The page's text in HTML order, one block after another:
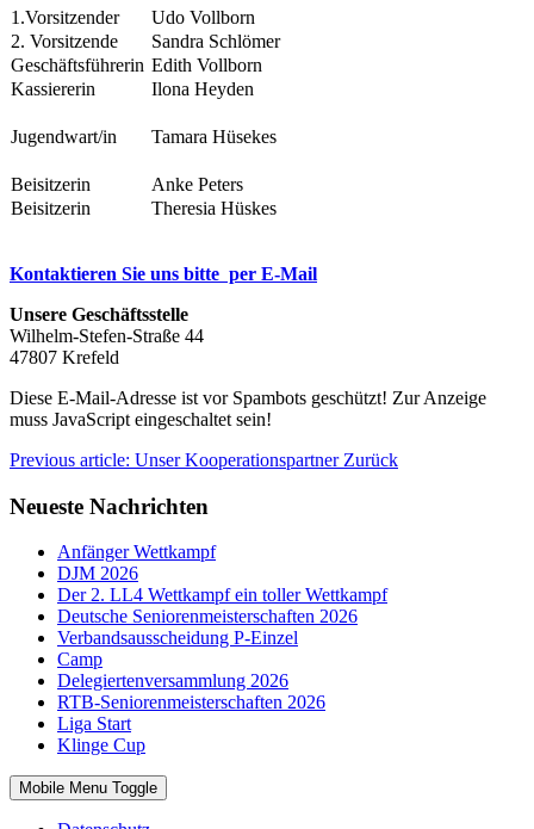
1.Vorsitzender
Udo Vollborn
2. Vorsitzende
Sandra Schlömer
Geschäftsführerin Edith Vollborn
Kassiererin
Ilona Heyden
Jugendwart/in Tamara Hüsekes
Beisitzerin
Anke Peters
Beisitzerin
Theresia Hüskes
Kontaktieren Sie uns bitte per E-Mail
Unsere Geschäftsstelle
Wilhelm-Stefen-Straße 44
47807 Krefeld
Diese E-Mail-Adresse ist vor Spambots geschützt! Zur Anzeige
muss JavaScript eingeschaltet sein!
Previous article: Unser Kooperationspartner Zurück
Neueste Nachrichten
Anfänger Wettkampf
DJM 2026
Der 2. LL4 Wettkampf ein toller Wettkampf
Deutsche Seniorenmeisterschaften 2026
Verbandsausscheidung P-Einzel
Camp
Delegiertenversammlung 2026
RTB-Seniorenmeisterschaften 2026
Liga Start
Klinge Cup
Mobile Menu Toggle